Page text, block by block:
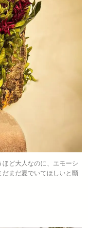
ど大人なのに、エモーシ
まだ夏でいてほしいと願